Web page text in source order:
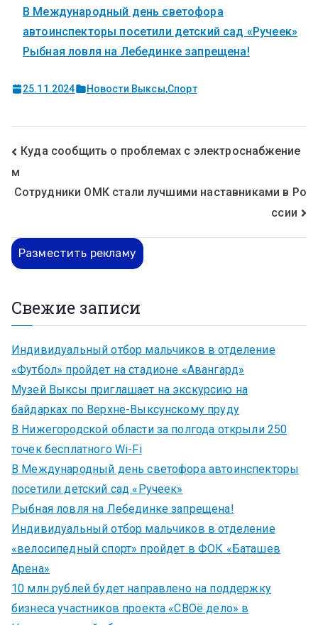
В Международный день светофора
автоинспекторы посетили детский сад «Ручеек»
Рыбная ловля на Лебединке запрещена!
25.11.2024 Новости Выксы,Спорт
Куда сообщить о проблемах с электроснабжение
м
Сотрудники ОМК стали лучшими наставниками в Ро
ссии
Разместить рекламу
Свежие записи
Индивидуальный отбор мальчиков в отделение
«Футбол» пройдет на стадионе «Авангард»
Музей Выксы приглашает на экскурсию на
байдарках по Верхне-Выксунскому пруду
В Нижегородской области за полгода открыли 250
точек бесплатного Wi-Fi
В Международный день светофора автоинспекторы
посетили детский сад «Ручеек»
Рыбная ловля на Лебединке запрещена!
Индивидуальный отбор мальчиков в отделение
«велосипедный спорт» пройдет в ФОК «Баташев
Арена»
10 млн рублей будет направлено на поддержку
бизнеса участников проекта «СВОё дело» в